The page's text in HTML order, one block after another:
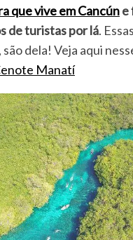
que vive em Cancúne
de turistas por lá.
dela! Veja aqui
Manatí